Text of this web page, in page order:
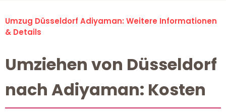
Umzug Düsseldorf Adiyaman: Weitere Informationen
& Details
Umziehen von Düsseldorf
nach Adiyaman: Kosten